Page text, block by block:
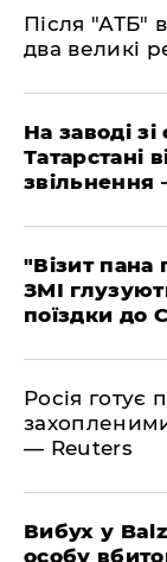
​Після "АТБ"
два великі
​На заводі
Татарстані
"Візит пана
ЗМІ
поїздки до
Росія готує
— Reuters
​Вибух у
особу